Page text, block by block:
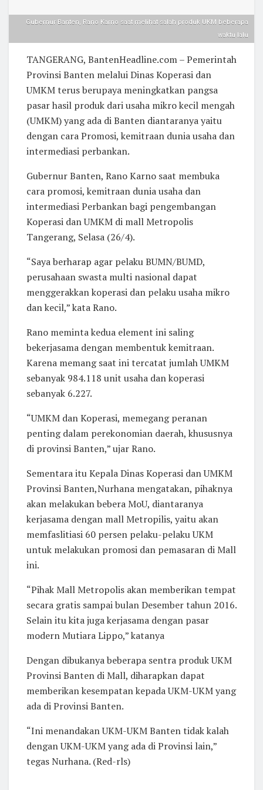
Gubernur Banten, Rano Karno saat melihat salah produk UKM beberapa
waktu lalu
TANGERANG, BantenHeadline.com – Pemerintah
Provinsi Banten melalui Dinas Koperasi dan
UMKM terus berupaya meningkatkan pangsa
pasar hasil produk dari usaha mikro kecil mengah
(UMKM) yang ada di Banten diantaranya yaitu
dengan cara Promosi, kemitraan dunia usaha dan
intermediasi perbankan.
Gubernur Banten, Rano Karno saat membuka
cara promosi, kemitraan dunia usaha dan
intermediasi Perbankan bagi pengembangan
Koperasi dan UMKM di mall Metropolis
Tangerang, Selasa (26/4).
“Saya berharap agar pelaku BUMN/BUMD,
perusahaan swasta multi nasional dapat
menggerakkan koperasi dan pelaku usaha mikro
dan kecil,” kata Rano.
Rano meminta kedua element ini saling
bekerjasama dengan membentuk kemitraan.
Karena memang saat ini tercatat jumlah UMKM
sebanyak 984.118 unit usaha dan koperasi
sebanyak 6.227.
“UMKM dan Koperasi, memegang peranan
penting dalam perekonomian daerah, khususnya
di provinsi Banten,” ujar Rano.
Sementara itu Kepala Dinas Koperasi dan UMKM
Provinsi Banten,Nurhana mengatakan, pihaknya
akan melakukan bebera MoU, diantaranya
kerjasama dengan mall Metropilis, yaitu akan
memfaslitiasi 60 persen pelaku-pelaku UKM
untuk melakukan promosi dan pemasaran di Mall
ini.
“Pihak Mall Metropolis akan memberikan tempat
secara gratis sampai bulan Desember tahun 2016.
Selain itu kita juga kerjasama dengan pasar
modern Mutiara Lippo,” katanya
Dengan dibukanya beberapa sentra produk UKM
Provinsi Banten di Mall, diharapkan dapat
memberikan kesempatan kepada UKM-UKM yang
ada di Provinsi Banten.
“Ini menandakan UKM-UKM Banten tidak kalah
dengan UKM-UKM yang ada di Provinsi lain,”
tegas Nurhana. (Red-rls)